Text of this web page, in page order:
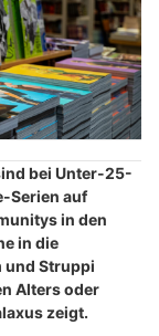
bei Unter-25-
Serien auf
in den
in die
und Struppi
Alters oder
zeigt.